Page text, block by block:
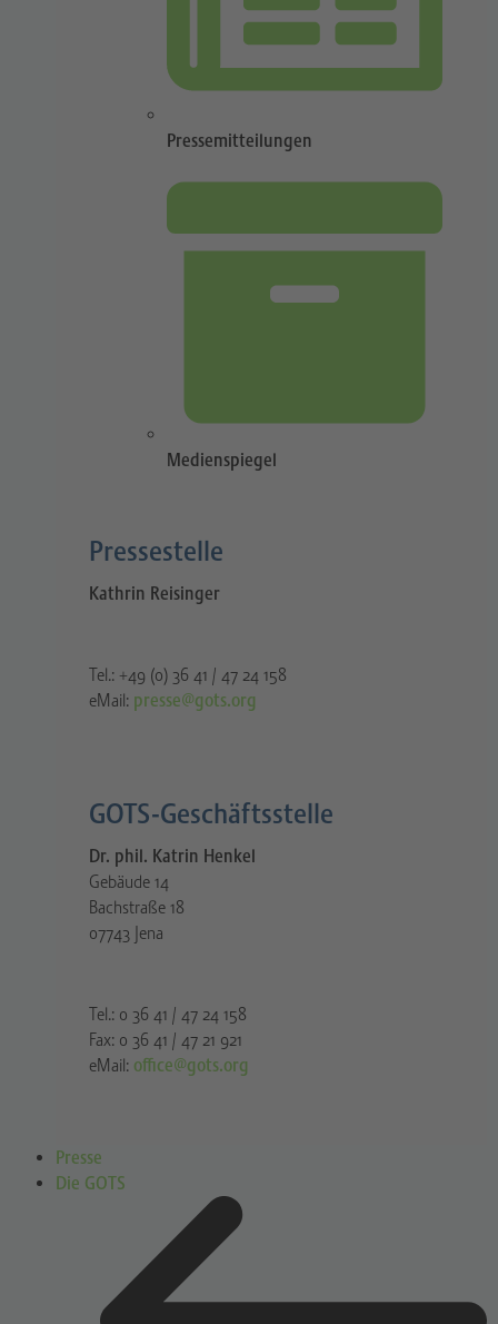
Pressemitteilungen
Medienspiegel
Pressestelle​
Kathrin Reisinger
Tel.: +49 (0) 36 41 / 47 24 158
eMail: presse@gots.org
GOTS-Geschäftsstelle
Dr. phil. Katrin Henkel
Gebäude 14
Bachstraße 18
07743 Jena
Tel.: 0 36 41 / 47 24 158
Fax: 0 36 41 / 47 21 921
eMail: office@gots.org
Presse
Die GOTS